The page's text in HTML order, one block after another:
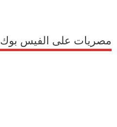
مصريات على الفيس بوك